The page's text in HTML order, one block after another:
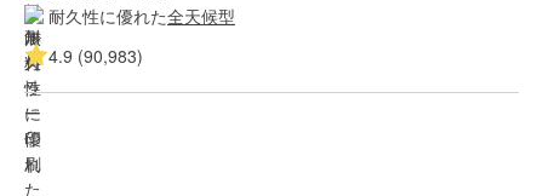
耐久性に優れた全天候型
4.9 (90,983)